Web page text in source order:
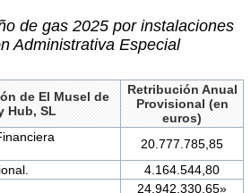
de gas 2025 por instalaciones
Administrativa Especial
de El Musel de
Hub, SL
Retribución Anual
Provisional (en
euros)
20.777.785,85
4.164.544,80
24.942.330,65»